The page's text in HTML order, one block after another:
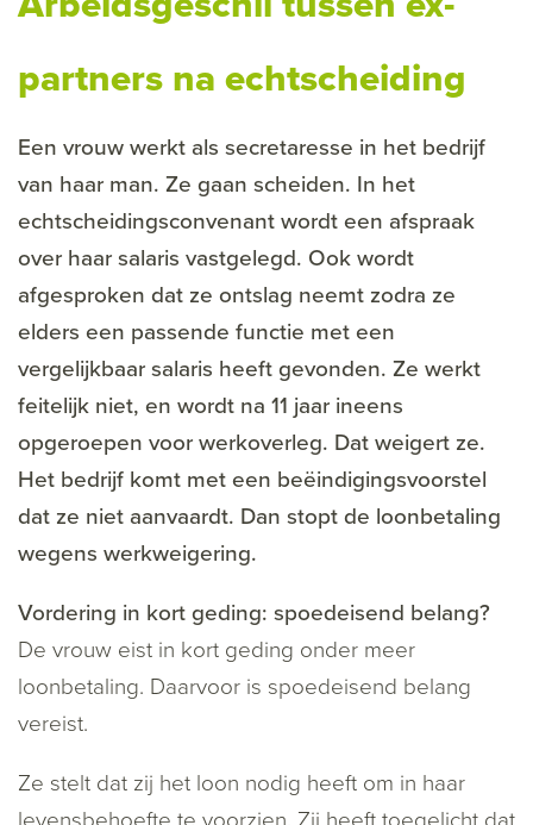
partners na echtscheiding
Een vrouw werkt als secretaresse in het bedrijf
van haar man. Ze gaan scheiden. In het
echtscheidingsconvenant wordt een afspraak
over haar salaris vastgelegd. Ook wordt
afgesproken dat ze ontslag neemt zodra ze
elders een passende functie met een
vergelijkbaar salaris heeft gevonden. Ze werkt
feitelijk niet, en wordt na 11 jaar ineens
opgeroepen voor werkoverleg. Dat weigert ze.
Het bedrijf komt met een beëindigingsvoorstel
dat ze niet aanvaardt. Dan stopt de loonbetaling
wegens werkweigering.
Vordering in kort geding: spoedeisend belang?
De vrouw eist in kort geding onder meer
loonbetaling. Daarvoor is spoedeisend belang
vereist.
Ze stelt dat zij het loon nodig heeft om in haar